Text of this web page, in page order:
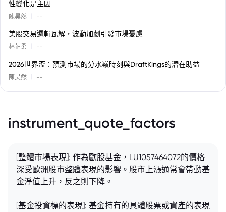
性變化是主因
陳昊然 --
美股交易邏輯瓦解，波動加劇引發市場憂慮
林芷柔 --
2026世界盃：預測市場的分水嶺時刻與DraftKings的潛在助益
陳昊然 --
instrument_quote_factors
[整體市場表現]: 作為歐股基金，LU1057464072的價格
深受歐洲股市整體表現的影響。股市上漲通常會帶動基
金淨值上升，反之則下降。
[基金投資標的表現]: 基金持有的具體股票或資產的表現